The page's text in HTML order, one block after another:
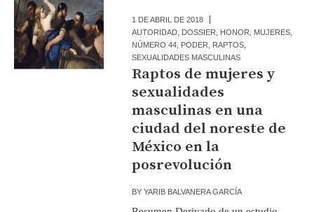
1 DE ABRIL DE 2018
AUTORIDAD DOSSIER HONOR MUJERES
NÚMERO 44 PODER RAPTOS
SEXUALIDADES MASCULINAS
Raptos de mujeres y
sexualidades
masculinas en una
ciudad del noreste de
México en la
posrevolución
BYYARIB BALVANERA GARCÍA